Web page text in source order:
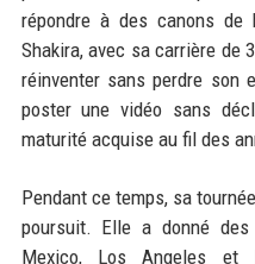
répondre à des canons de
Shakira, avec sa carrière de
réinventer sans perdre son
poster une vidéo sans
maturité acquise au fil des
Pendant ce temps, sa
poursuit. Elle a donné
Mexico, Los Angeles